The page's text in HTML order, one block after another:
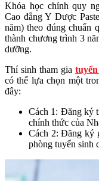
Khóa học chính quy
Cao đẳng Y Dược
năm) theo đúng chuẩn
thành chương trình 3
dưỡng.
Thí sinh tham gia
có thể lựa chọn một
đây:
Cách 1: Đăng ký
chính thức của
Cách 2: Đăng ký
phòng tuyển sinh